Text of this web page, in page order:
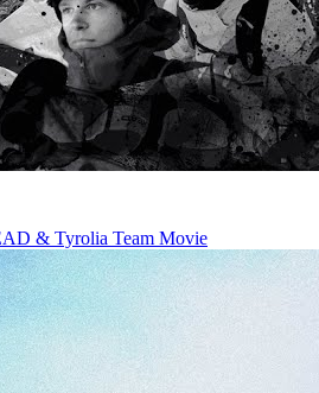
& Tyrolia Team Movie